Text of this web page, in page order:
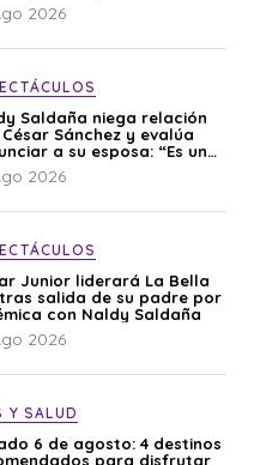
2026
Saldaña niega relación
Sánchez y evalúa
a su esposa: “Es una
2026
Junior liderará La Bella
tras salida de su padre por
con Naldy Saldaña
2026
Y SALUD
6 de agosto: 4 destinos
para disfrutar